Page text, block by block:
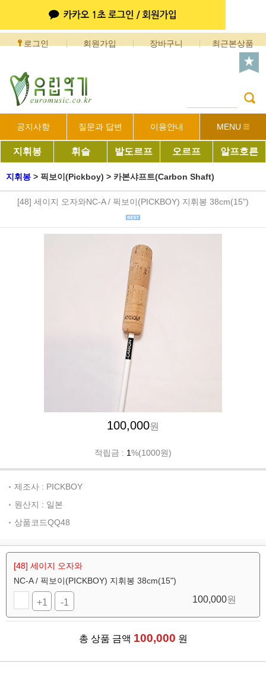
로그인 회원가입 장바구니 최근본상품
공지사항 질문과 답변 이용안내 MENU
지휘봉 휘슬 발도르프 오르프 알프호른
지휘봉 > 픽보이(Pickboy) > 카본샤프트(Carbon Shaft)
[48] 세이지 오자와NC-A / 픽보이(PICKBOY) 지휘봉 38cm(15")
100,000원
적립금 : 1%(1000원)
제조사 : PICKBOY
원산지 : 일본
상품코드QQ48
[48] 세이지 오자와
NC-A / 픽보이(PICKBOY) 지휘봉 38cm(15")
+1 -1 100,000원
총 상품 금액 100,000 원